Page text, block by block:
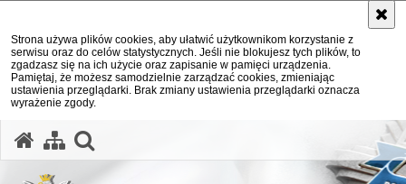
Strona używa plików cookies, aby ułatwić użytkownikom korzystanie z
serwisu oraz do celów statystycznych. Jeśli nie blokujesz tych plików, to
zgadzasz się na ich użycie oraz zapisanie w pamięci urządzenia.
Pamiętaj, że możesz samodzielnie zarządzać cookies, zmieniając
ustawienia przeglądarki. Brak zmiany ustawienia przeglądarki oznacza
wyrażenie zgody.